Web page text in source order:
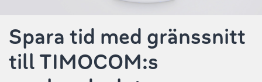
Spara tid med gränssnitt
till TIMOCOM:s